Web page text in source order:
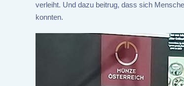
verleiht. Und dazu beitrug, dass sich
konnten.